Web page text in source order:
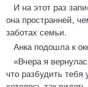
И на этот раз
она пространней,
заботах семьи.
Анка подошла к
«Вчера я
что разбудить